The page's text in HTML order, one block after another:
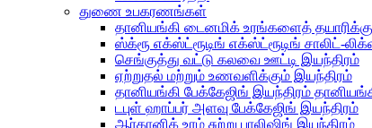
துணை உபகரணங்கள்
தானியங்கி டைனமிக் உரங்களைத்
ஸ்க்ரூ எக்ஸ்ட்ரூடிங் எக்ஸ்ட்ரூடிங் சாலிட்-
செங்குத்து வட்டு கலவை ஊட்டி இயந்திரம்
ஏற்றுதல் மற்றும் உணவளிக்கும் இயந்திரம்
தானியங்கி பேக்கேஜிங் இயந்திரம்
டபுள் ஹாப்பர் அளவு பேக்கேஜிங் இயந்திரம்
ஆர்கானிக் உரம் சுற்று பாலிஷிங் இயந்திரம்